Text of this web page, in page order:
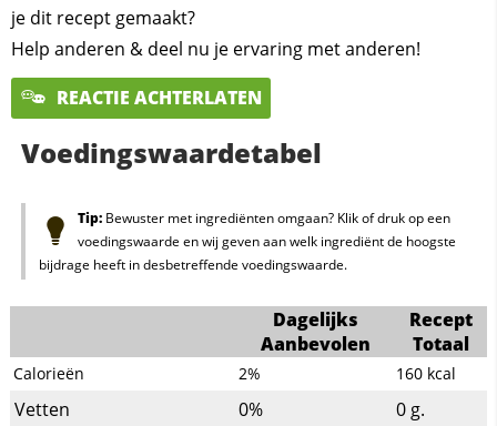
je dit recept gemaakt?
Help anderen & deel nu je ervaring met anderen!
REACTIE ACHTERLATEN
Voedingswaardetabel
Tip:Bewuster met ingrediënten omgaan? Klik of druk op een
voedingswaarde en wij geven aan welk ingrediënt de hoogste
bijdrage heeft in desbetreffende voedingswaarde.
Dagelijks
Aanbevolen
Recept
Totaal
Calorieën 2% 160 kcal
Vetten 0% 0g.